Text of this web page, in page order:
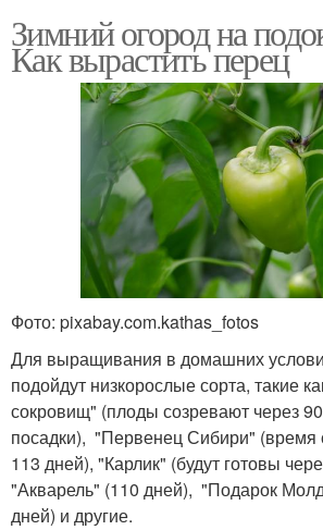
Зимний огород на
Как вырастить перец
Фото: pixabay.com.kathas_fotos
Для выращивания в домашних
подойдут низкорослые сорта, такие
сокровищ" (плоды созревают через
посадки), "Первенец Сибири" (время
113 дней), "Карлик" (будут готовы
"Акварель" (110 дней), "Подарок
дней) и другие.